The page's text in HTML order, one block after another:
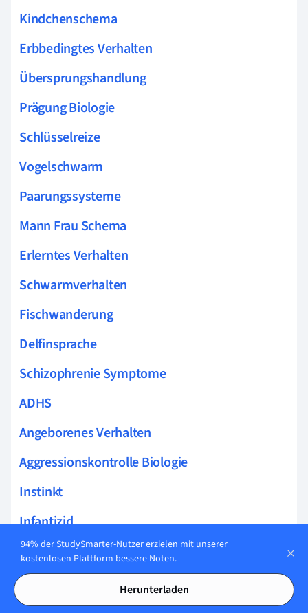
Kindchenschema
Erbbedingtes Verhalten
Übersprungshandlung
Prägung Biologie
Schlüsselreize
Vogelschwarm
Paarungssysteme
Mann Frau Schema
Erlerntes Verhalten
Schwarmverhalten
Fischwanderung
Delfinsprache
Schizophrenie Symptome
ADHS
Angeborenes Verhalten
Aggressionskontrolle Biologie
Instinkt
Infantizid
Ursachen aggressiven Verhaltens
Partnerfindung
94% der StudySmarter-Nutzer erzielen mit unserer
kostenlosen Plattform bessere Noten.
Herunterladen